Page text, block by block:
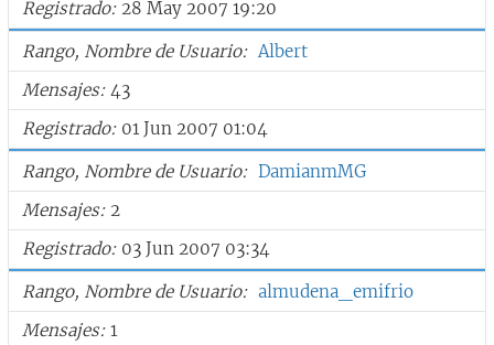
Registrado 28 May 2007 19:20
Rango, Nombre de Usuario
Albert
Mensajes 43
Registrado 01 Jun 2007 01:04
Rango, Nombre de Usuario
DamianmMG
Mensajes 2
Registrado 03 Jun 2007 03:34
Rango, Nombre de Usuario
almudena_emifrio
Mensajes 1